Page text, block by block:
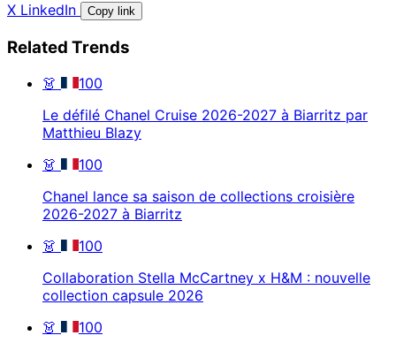
X LinkedIn Copy link
Related Trends
👗
100
Le défilé Chanel Cruise 2026-2027 à Biarritz par
Matthieu Blazy
👗
100
Chanel lance sa saison de collections croisière
2026-2027 à Biarritz
👗
100
Collaboration Stella McCartney x H&M : nouvelle
collection capsule 2026
👗
100